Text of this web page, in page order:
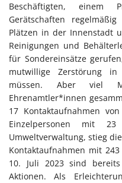
Beschäftigten, einem
Gerätschaften
Plätzen in der Innenstadt
Reinigungen und
für Sondereinsätze
mutwillige Zerstörung in
müssen. Aber viel
Ehrenamtler*innen
17 Kontaktaufnahmen
Einzelpersonen mit
Umweltverwaltung, stieg
Kontaktaufnahmen mit
10. Juli 2023 sind
Aktionen. Als